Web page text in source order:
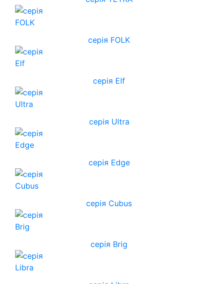
серія FOLK
серія Elf
серія Ultra
серія Edge
серія Cubus
серія Brig